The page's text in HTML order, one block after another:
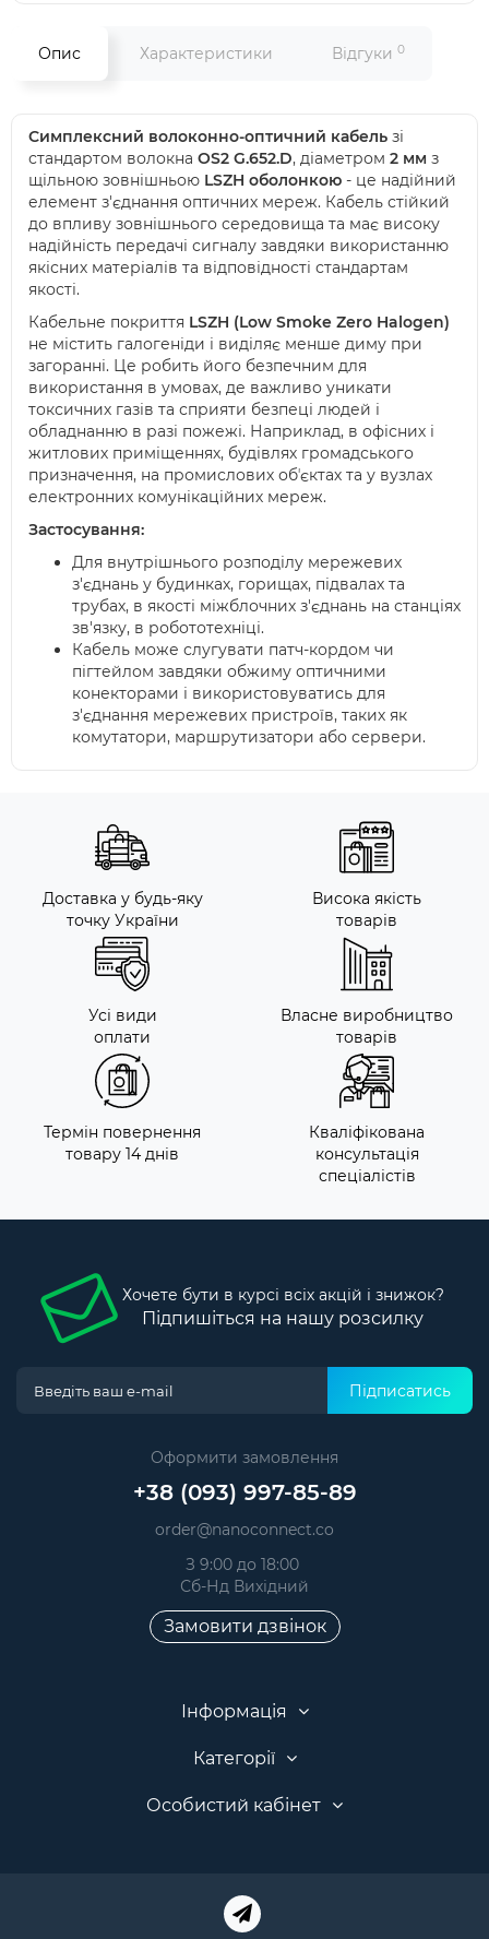
Опис Характеристики Відгуки 0
Симплексний волоконно-оптичний кабель зі
стандартом волокна OS2 G.652.D, діаметром 2 мм з
щільною зовнішньою LSZH оболонкою - це надійний
елемент з'єднання оптичних мереж. Кабель стійкий
до впливу зовнішнього середовища та має високу
надійність передачі сигналу завдяки використанню
якісних матеріалів та відповідності стандартам
якості.
Кабельне покриття LSZH (Low Smoke Zero Halogen)
не містить галогеніди і виділяє менше диму при
загоранні. Це робить його безпечним для
використання в умовах, де важливо уникати
токсичних газів та сприяти безпеці людей і
обладнанню в разі пожежі. Наприклад, в офісних і
житлових приміщеннях, будівлях громадського
призначення, на промислових обʼєктах та у вузлах
електронних комунікаційних мереж.
Застосування:
Для внутрішнього розподілу мережевих
з'єднань у будинках, горищах, підвалах та
трубах, в якості міжблочних з'єднань на станціях
зв'язку, в робототехніці.
Кабель може слугувати патч-кордом чи
пігтейлом завдяки обжиму оптичними
конекторами і використовуватись для
з'єднання мережевих пристроїв, таких як
комутатори, маршрутизатори або сервери.
Доставка у будь-яку
точку України
Висока якість
товарів
Усі види
оплати
Власне виробництво
товарів
Термін повернення
товару 14 днів
Кваліфікована
консультація
спеціалістів
Хочете бути в курсі всіх акцій і знижок?
Підпишіться на нашу розсилку
Підписатись
Оформити замовлення
+38 (093) 997-85-89
order@nanoconnect.co
З 9:00 до 18:00
Сб-Нд Вихідний
Замовити дзвінок
Інформація
Категорії
Особистий кабінет